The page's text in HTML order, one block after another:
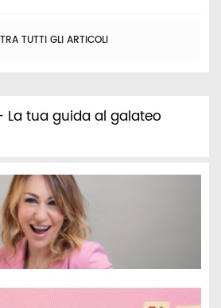
TUTTI GLI ARTICOLI
La tua guida al galateo